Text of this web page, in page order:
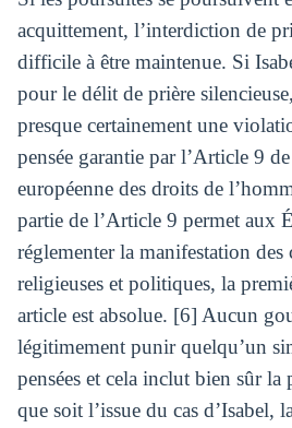
acquittement, l’interdiction de
difficile à être maintenue. Si
pour le délit de prière
presque certainement une
pensée garantie par l’Article 9
européenne des droits de
partie de l’Article 9 permet aux
réglementer la manifestation
religieuses et politiques, la
article est absolue. [6] Aucun
légitimement punir quelqu’un
pensées et cela inclut bien sûr la
que soit l’issue du cas d’Isabel,